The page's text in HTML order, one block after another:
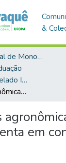
&
Biblioteca Digital de Monografias (BDM)
IBEF - TCC - Bacharelado Interdisciplinar em Ciências Agrárias
Características agronômicas de Manhiot Esculenta em condições amazônicas
em